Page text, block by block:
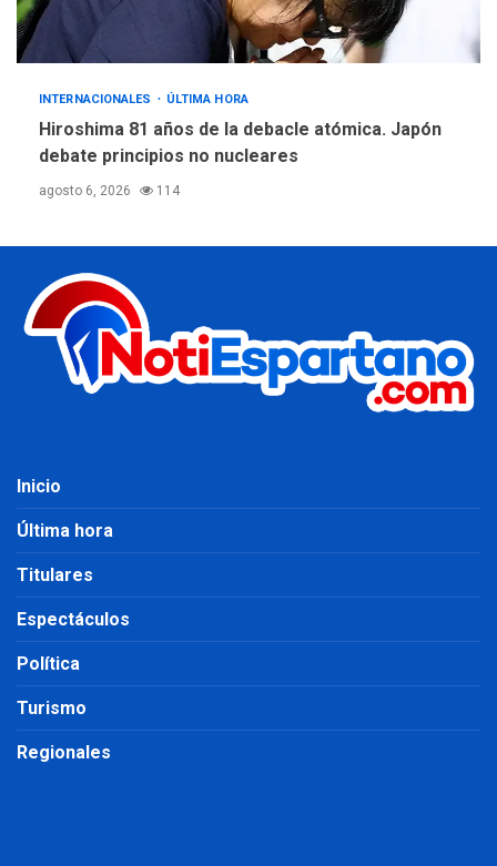
INTERNACIONALES ÚLTIMA HORA
Hiroshima 81 años de la debacle atómica. Japón
debate principios no nucleares
agosto 6, 2026 114
Inicio
Última hora
Titulares
Espectáculos
Política
Turismo
Regionales